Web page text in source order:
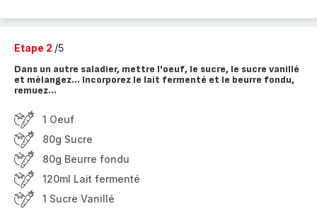
Etape 2 /5
Dans un autre saladier, mettre l'oeuf, le sucre, le sucre vanillé
et mélangez... Incorporez le lait fermenté et le beurre fondu,
remuez...
1 Oeuf
80g Sucre
80g Beurre fondu
120ml Lait fermenté
1 Sucre Vanillé